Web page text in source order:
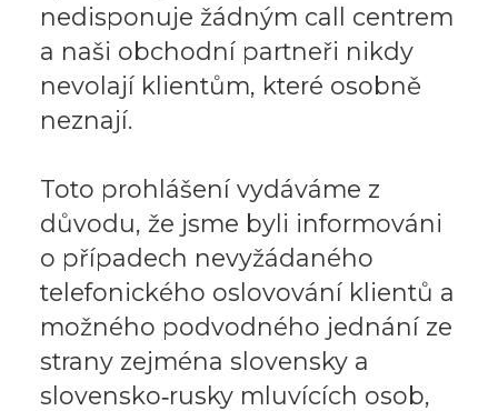
nedisponuje žádným call centrem
a naši obchodní partneři nikdy
nevolají klientům, které osobně
neznají.
Toto prohlášení vydáváme z
důvodu, že jsme byli informováni
o případech nevyžádaného
telefonického oslovování klientů a
možného podvodného jednání ze
strany zejména slovensky a
slovensko‑rusky mluvících osob,